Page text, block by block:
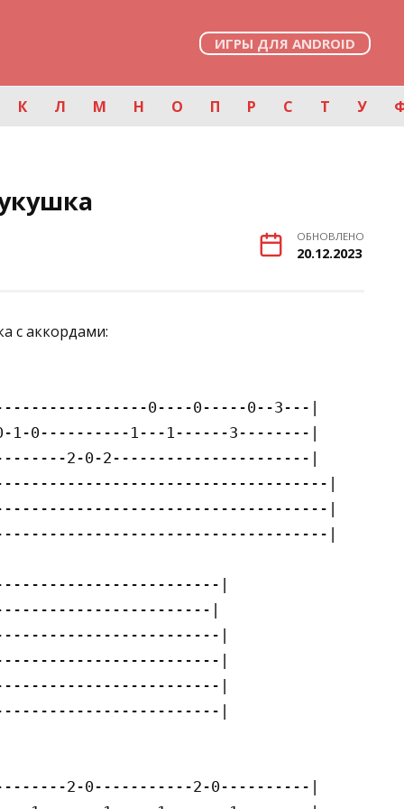
ИГРЫ ДЛЯ ANDROID
К Л М Н О П Р С Т У
ОБНОВЛЕНО
20.12.2023
с аккордами:
0----0-----0--3---|
1-0----------1---1------3--------|
2-0-2----------------------|
|
|
|
|
|
|
|
|
|
2-0-----------2-0----------|